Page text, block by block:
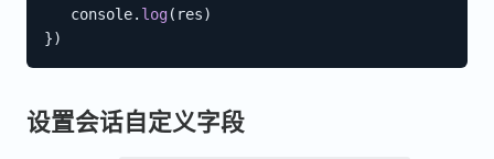
   console
. log( res)
})
设置会话自定义字段